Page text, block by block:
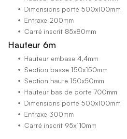
Dimensions porte 500x100mm
Entraxe 200mm
Carré inscrit 85x80mm
Hauteur 6m
Hauteur embase 4,4mm
Section basse 150x150mm
Section haute 150x50mm
Hauteur bas de porte 700mm
Dimensions porte 500x100mm
Entraxe 300mm
Carré inscrit 95x110mm